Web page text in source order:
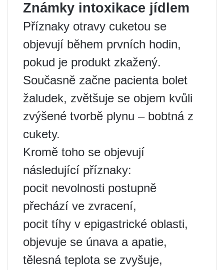
Známky intoxikace jídlem
Příznaky otravy cuketou se
objevují během prvních hodin,
pokud je produkt zkažený.
Současně začne pacienta bolet
žaludek, zvětšuje se objem kvůli
zvýšené tvorbě plynu – bobtná z
cukety.
Kromě toho se objevují
následující příznaky:
pocit nevolnosti postupně
přechází ve zvracení,
pocit tíhy v epigastrické oblasti,
objevuje se únava a apatie,
tělesná teplota se zvyšuje,